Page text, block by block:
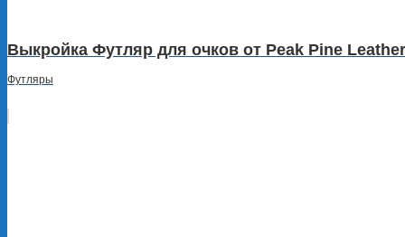
Выкройка Футляр для очков от Peak Pine
Футляры